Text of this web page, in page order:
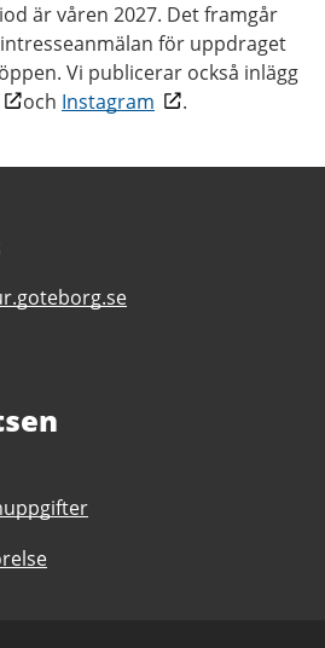
är våren 2027. Det framgår
för uppdraget
Vi publicerar också inlägg
och Instagram .